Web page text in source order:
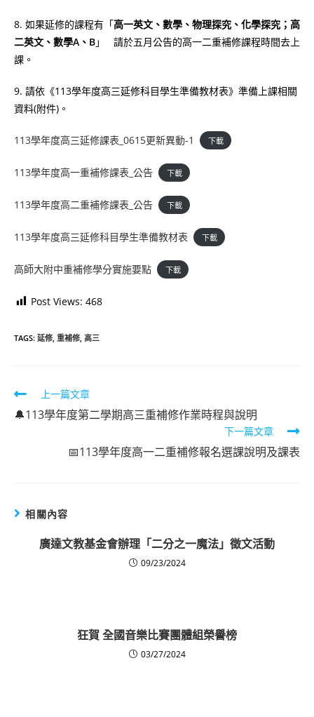
8. 如果延修的課程有「高一英文、數學、物理探究、化學探究；高
二英文、數學A、B」 請於五月公告的高一二重補修課程時間去上
課。
9. 請依《113學年度高三延修科目學生準備教材表》準備上課相關
資料(附件)。
113學年度高三延修課表_0615更新異動-1 下載
113學年度高一重補修課表_公告 下載
113學年度高二重補修課表_公告 下載
113學年度高三延修科目學生準備教材表 下載
高師大附中重補修學分實施要點 下載
Post Views: 468
TAGS: 延修 重補修 高三
Read
more
上一篇文章
🔔113學年度第二學期高三重補修作業時程與說明
下一篇文章
📅113學年度高一二重補修報名選課說明及課表
相關內容
廣達文教基金會辦理「二分之一魔法」徵文活動
09/23/2024
狂賀 全國音樂比賽團體組榮譽榜
03/27/2024